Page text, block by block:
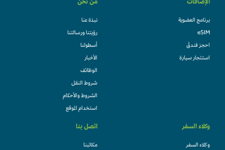
الإضافات
برنامج العضوية
eSIM
احجز فندقً
استئجار سيارة
من نحن
نبذة عنا
رؤيتنا ورسالتنا
أسطولنا
الأخبار
الوظائف
شروط النقل
الشروط والأحكام
استخدام الموقع
وكلاء السفر
وكلاء السفر
اتصل بنا
مكاتبنا